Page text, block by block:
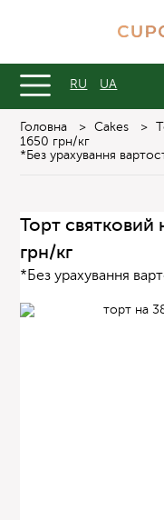
RU UA
Головна > Cakes >
1650 грн/кг
*Без урахування
Торт
грн/кг
*Без урахування